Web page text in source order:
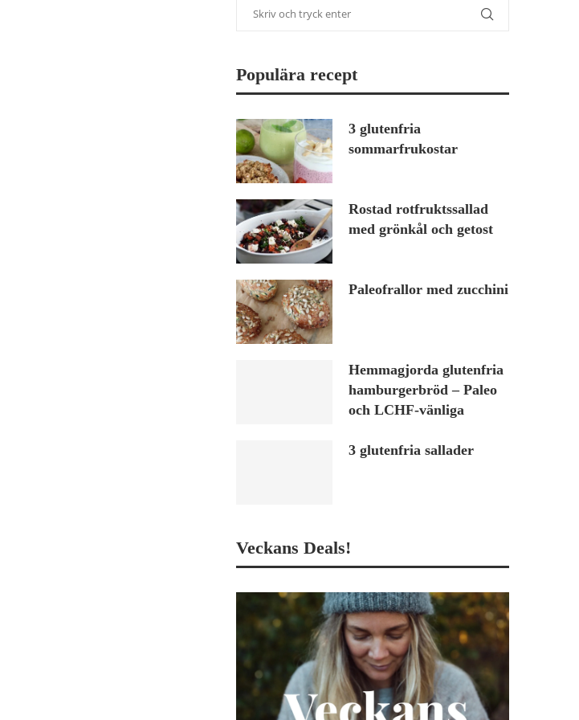
Populära recept
3 glutenfria
sommarfrukostar
Rostad rotfruktssallad
med grönkål och getost
Paleofrallor med zucchini
Hemmagjorda glutenfria
hamburgerbröd – Paleo
och LCHF-vänliga
3 glutenfria sallader
Veckans Deals!